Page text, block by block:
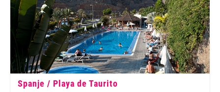
Spanje / Playa de Taurito